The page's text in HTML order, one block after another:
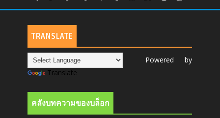
TRANSLATE
Powered by
Translate
คลังบทความของบล็อก